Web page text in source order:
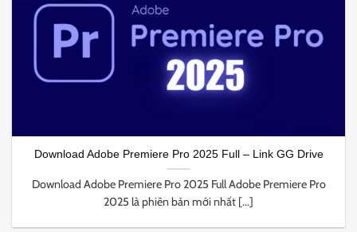
Download Adobe Premiere Pro 2025 Full – Link GG Drive
Download Adobe Premiere Pro 2025 Full Adobe Premiere Pro
2025 là phiên bản mới nhất [...]